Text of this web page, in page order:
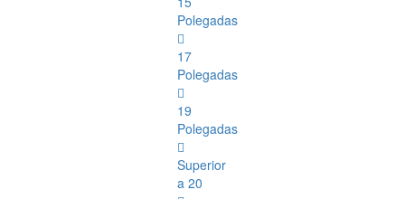
Polegadas
17
Polegadas
19
Polegadas
Superior
a 20